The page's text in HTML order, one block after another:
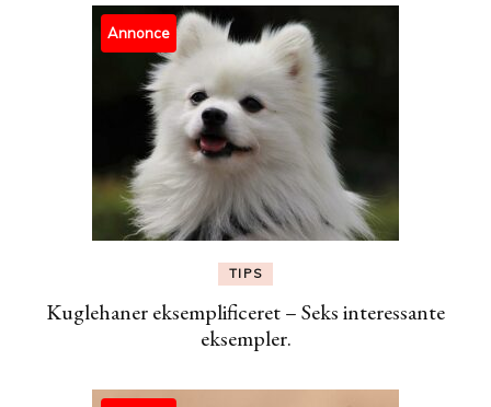
Annonce
TIPS
Kuglehaner eksemplificeret – Seks interessante
eksempler.